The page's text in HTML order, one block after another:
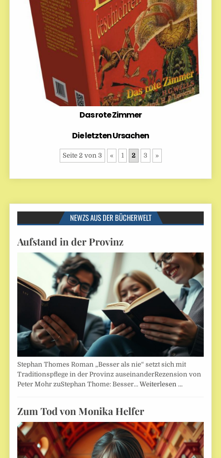
Das rote Zimmer
Die letzten Ursachen
Seite 2 von 3 « 1 2 3 »
NEWZS AUS DER BÜCHERWELT
Aufstand in der Provinz
Stephan Thomes Roman „Besser als nie“ setzt sich mit
Traditionspflege in der Provinz auseinanderRezension von
Peter Mohr zuStephan Thome: Besser…Weiterlesen …
Zum Tod von Monika Helfer